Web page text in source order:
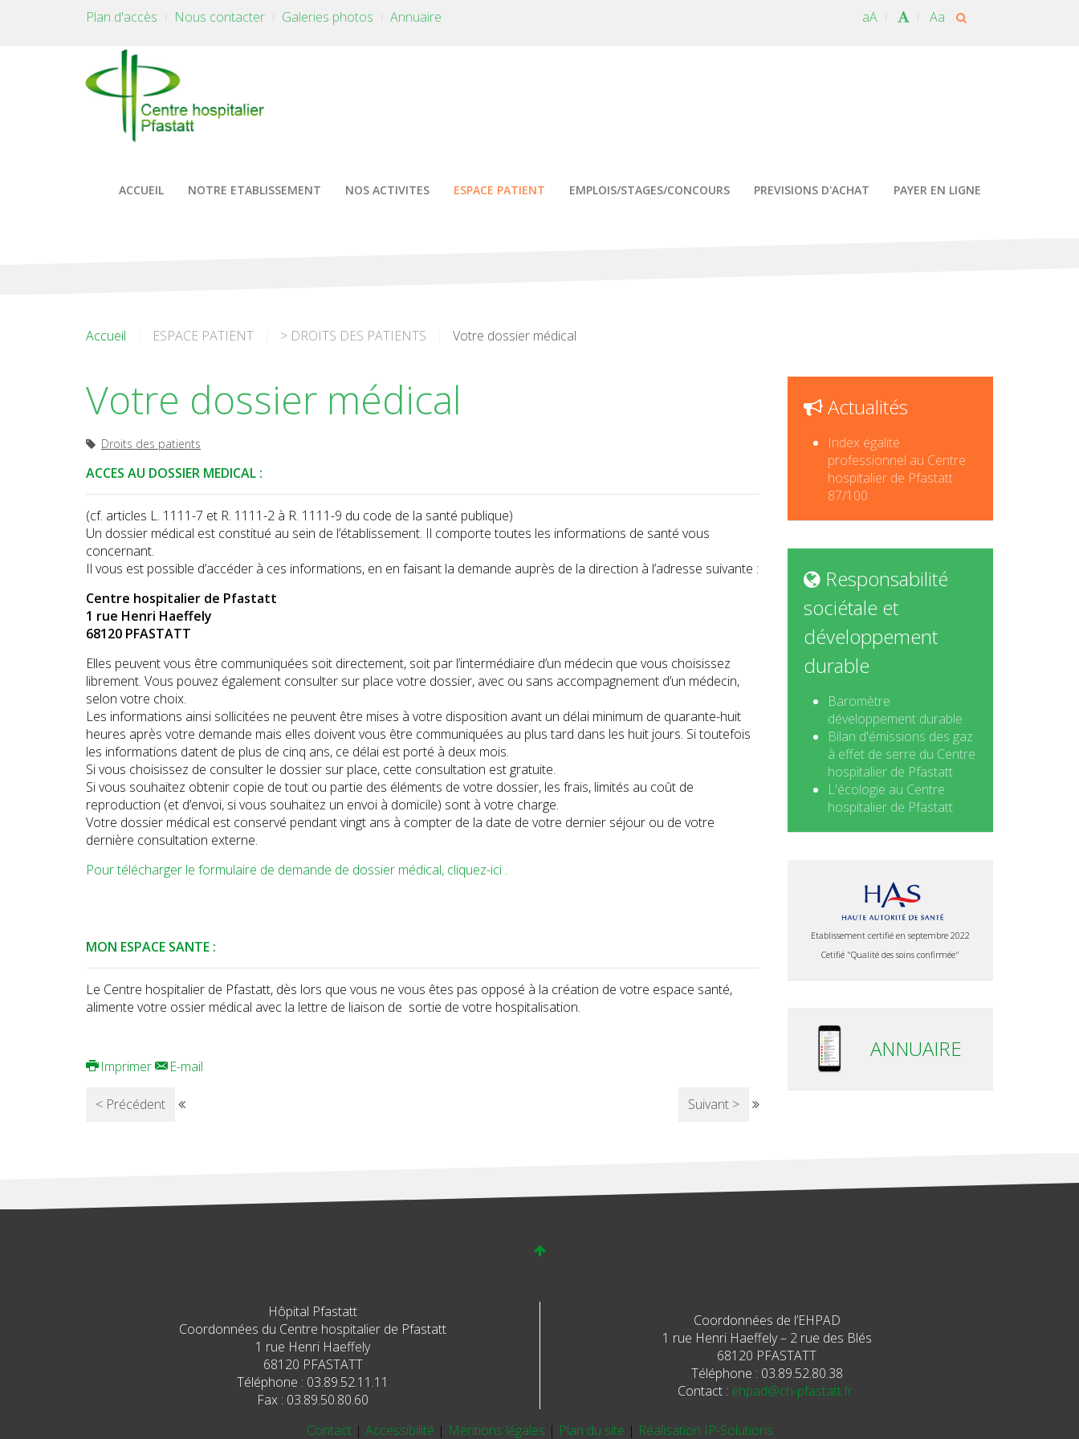
Plan d'accès Nous contacter Galeries photos Annuaire aA Aa
ACCUEIL NOTRE ETABLISSEMENT NOS ACTIVITES ESPACE PATIENT EMPLOIS/STAGES/CONCOURS PREVISIONS D'ACHAT PAYER EN LIGNE
Accueil ESPACE PATIENT > DROITS DES PATIENTS Votre dossier médical
Votre dossier médical
Droits des patients
ACCES AU DOSSIER MEDICAL :
(cf. articles L. 1111-7 et R. 1111-2 à R. 1111-9 du code de la santé publique)
Un dossier médical est constitué au sein de l’établissement. Il comporte toutes les informations de santé vous
concernant.
Il vous est possible d’accéder à ces informations, en en faisant la demande auprès de la direction à l’adresse suivante :
Centre hospitalier de Pfastatt
1 rue Henri Haeffely
68120 PFASTATT
Elles peuvent vous être communiquées soit directement, soit par l’intermédiaire d’un médecin que vous choisissez
librement. Vous pouvez également consulter sur place votre dossier, avec ou sans accompagnement d’un médecin,
selon votre choix.
Les informations ainsi sollicitées ne peuvent être mises à votre disposition avant un délai minimum de quarante-huit
heures après votre demande mais elles doivent vous être communiquées au plus tard dans les huit jours. Si toutefois
les informations datent de plus de cinq ans, ce délai est porté à deux mois.
Si vous choisissez de consulter le dossier sur place, cette consultation est gratuite.
Si vous souhaitez obtenir copie de tout ou partie des éléments de votre dossier, les frais, limités au coût de
reproduction (et d’envoi, si vous souhaitez un envoi à domicile) sont à votre charge.
Votre dossier médical est conservé pendant vingt ans à compter de la date de votre dernier séjour ou de votre
dernière consultation externe.
Pour télécharger le formulaire de demande de dossier médical, cliquez-ici .
MON ESPACE SANTE :
Le Centre hospitalier de Pfastatt, dès lors que vous ne vous êtes pas opposé à la création de votre espace santé,
alimente votre ossier médical avec la lettre de liaison de sortie de votre hospitalisation.
Imprimer E-mail
< Précédent Suivant >
Actualités
Index égalité
professionnel au Centre
hospitalier de Pfastatt
87/100
Responsabilité
sociétale et
développement
durable
Baromètre
développement durable
Bilan d'émissions des gaz
à effet de serre du Centre
hospitalier de Pfastatt
L'écologie au Centre
hospitalier de Pfastatt
Etablissement certifié en septembre 2022
Cetifié "Qualité des soins confirmée"
ANNUAIRE
Hôpital Pfastatt
Coordonnées du Centre hospitalier de Pfastatt
1 rue Henri Haeffely
68120 PFASTATT
Téléphone : 03.89.52.11.11
Fax : 03.89.50.80.60
Coordonnées de l’EHPAD
1 rue Henri Haeffely – 2 rue des Blés
68120 PFASTATT
Téléphone : 03.89.52.80.38
Contact : ehpad@ch-pfastatt.fr
Contact | Accessibilité | Mentions légales | Plan du site | Réalisation IP-Solutions